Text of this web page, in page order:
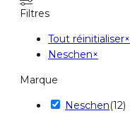
Filtres
Tout réinitialiser×
Neschen×
Marque
Neschen(12)